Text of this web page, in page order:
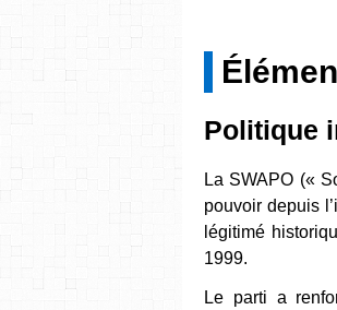
Politique
La SWAPO («
pouvoir depuis
légitimé
1999.
Le parti a